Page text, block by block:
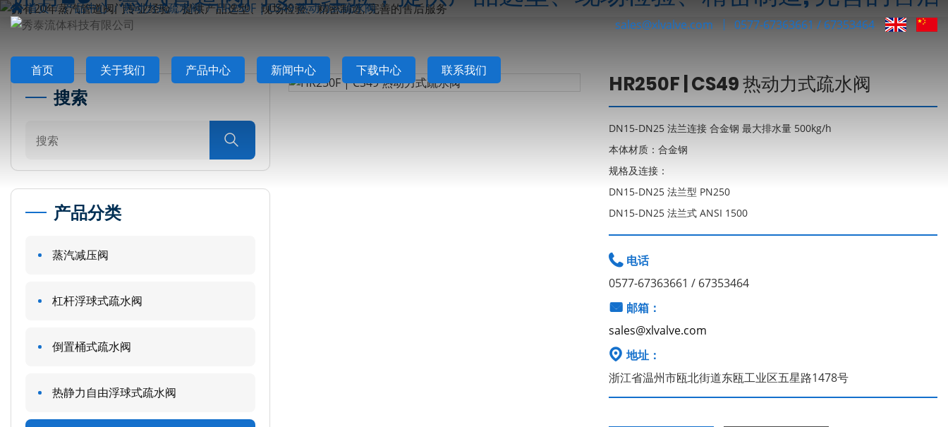
sales@xlvalve.com 0577-67363661 / 67353464
首页 关于我们 产品中心 新闻中心 下载中心 联系我们
首页 产品中心 热动力式疏水阀 HR250F | CS49 热动力式疏水阀
搜索

产品分类
蒸汽减压阀
杠杆浮球式疏水阀
倒置桶式疏水阀
热静力自由浮球式疏水阀
HR250F | CS49 热动力式疏水阀
DN15-DN25 法兰连接 合金钢 最大排水量 500kg/h
本体材质：合金钢
规格及连接：
DN15-DN25 法兰型 PN250
DN15-DN25 法兰式 ANSI 1500
 电话
0577-67363661 / 67353464
 邮箱：
sales@xlvalve.com
 地址：
浙江省温州市瓯北街道东瓯工业区五星路1478号